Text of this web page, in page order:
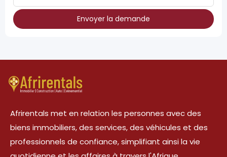
Envoyer la demande
Afrirentals met en relation les personnes avec des
biens immobiliers, des services, des véhicules et des
professionnels de confiance, simplifiant ainsi la vie